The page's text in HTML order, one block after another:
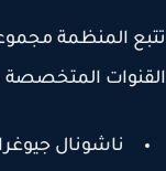
المنظمة مجموعة
المتخصصة